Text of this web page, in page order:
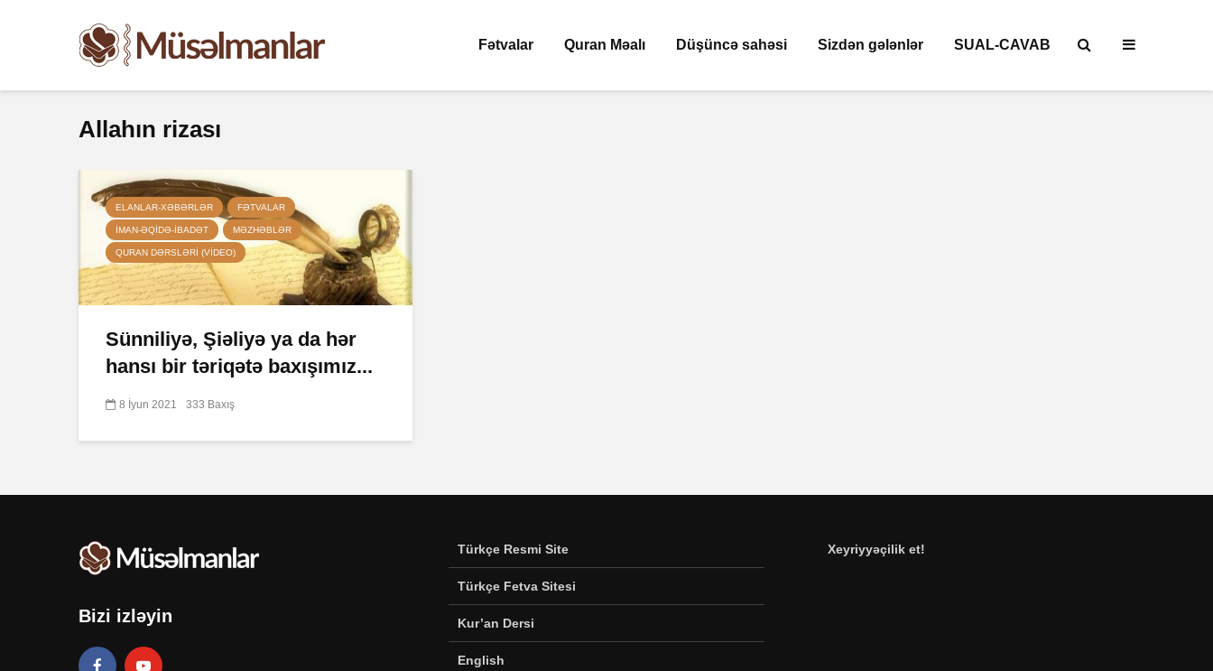
Fətvalar Quran Məalı Düşüncə sahəsi Sizdən gələnlər SUAL-CAVAB
Allahın rizası
ELANLAR-XƏBƏRLƏR FƏTVALAR
İMAN-ƏQIDƏ-IBADƏT MƏZHƏBLƏR
QURAN DƏRSLƏRI (VIDEO)
Sünniliyə, Şiəliyə ya da hər
hansı bir təriqətə baxışımız...
8 İyun 2021 333 Baxış
Bizi izləyin
Türkçe Resmi Site
Türkçe Fetva Sitesi
Kur’an Dersi
English
Xeyriyyəçilik et!